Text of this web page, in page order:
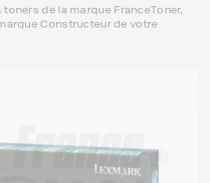
de la marque FranceToner,
Constructeur de votre